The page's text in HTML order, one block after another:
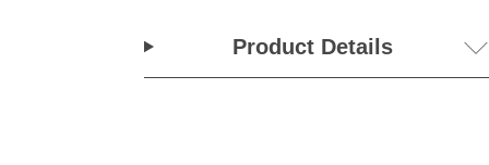
Product Details